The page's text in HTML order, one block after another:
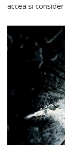
accea si